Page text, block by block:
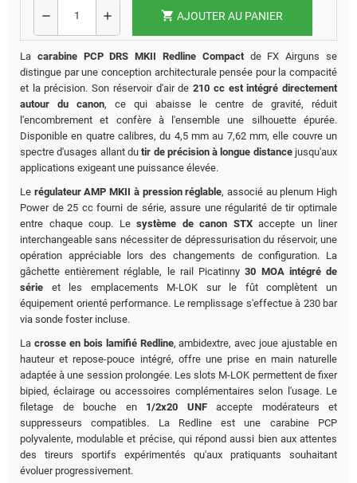
remove add shopping_cart AJOUTER AU PANIER
La carabine PCP DRS MKII Redline Compactde FX Airguns se
distingue par une conception architecturale pensée pour la compacité
et la précision. Son réservoir d'air de210 cc est intégré directement
autour du canon, ce qui abaisse le centre de gravité, réduit
l'encombrement et confère à l'ensemble une silhouette épurée.
Disponible en quatre calibres, du 4,5 mm au 7,62 mm, elle couvre un
spectre d'usages allant dutir de précision à longue distancejusqu'aux
applications exigeant une puissance élevée.
Le régulateur AMP MKII à pression réglable, associé au plenum High
Power de 25 cc fourni de série, assure une régularité de tir optimale
entre chaque coup. Le système de canon STXaccepte un liner
interchangeable sans nécessiter de dépressurisation du réservoir, une
opération appréciable lors des changements de configuration. La
gâchette entièrement réglable, le rail Picatinny30 MOA intégré de
série et les emplacements M-LOK sur le fût complètent un
équipement orienté performance. Le remplissage s'effectue à 230 bar
via sonde foster incluse.
La crosse en bois lamifié Redline, ambidextre, avec joue ajustable en
hauteur et repose-pouce intégré, offre une prise en main naturelle
adaptée à une session prolongée. Les slots M-LOK permettent de fixer
bipied, éclairage ou accessoires complémentaires selon l'usage. Le
filetage de bouche en 1/2x20 UNFaccepte modérateurs et
suppresseurs compatibles. La Redline est une carabine PCP
polyvalente, modulable et précise, qui répond aussi bien aux attentes
des tireurs sportifs expérimentés qu'aux pratiquants souhaitant
évoluer progressivement.